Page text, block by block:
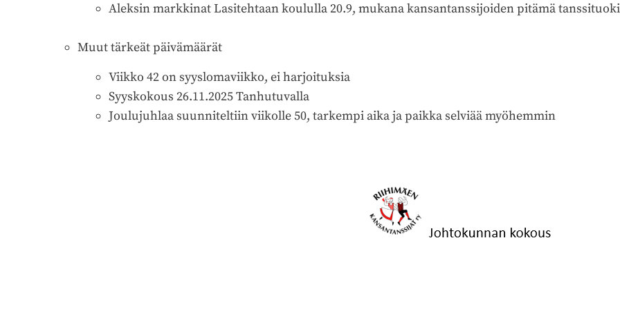
Aleksin markkinat Lasitehtaan koululla 20.9, mukana kansantanssijoiden pitämä
Muut tärkeät päivämäärät
Viikko 42 on syyslomaviikko, ei harjoituksia
Syyskokous 26.11.2025 Tanhutuvalla
Joulujuhlaa suunniteltiin viikolle 50, tarkempi aika ja paikka selviää myöhemmin